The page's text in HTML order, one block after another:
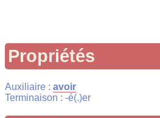
Propriétés
Auxiliaire : avoir
Terminaison : -é(.)er